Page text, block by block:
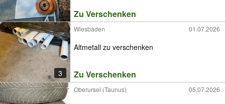
Zu Verschenken
3
Wiesbaden 01.07.2026
Altmetall zu verschenken
Zu Verschenken
Oberursel (Taunus) 05.07.2026